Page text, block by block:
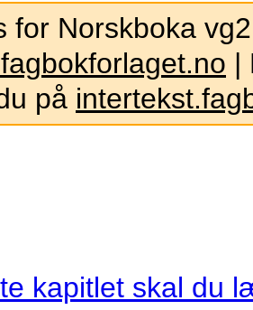
for Norskboka
|
på
kapitlet skal du